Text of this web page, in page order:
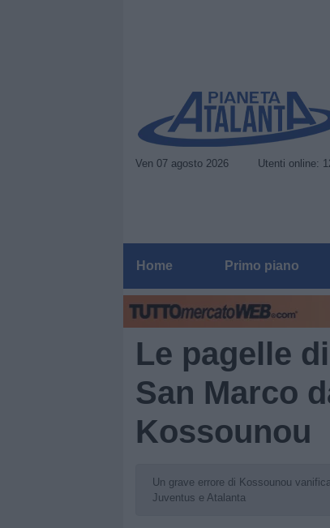
Ven 07 agosto 2026 Utenti online:
Home Primo piano
Le pagelle
San Marco
Kossounou
Un grave errore di Kossounou
Juventus e Atalanta